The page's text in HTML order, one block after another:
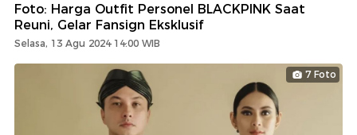
Foto: Harga Outfit Personel BLACKPINK Saat
Reuni, Gelar Fansign Eksklusif
Selasa, 13 Agu 2024 14:00 WIB
7 Foto